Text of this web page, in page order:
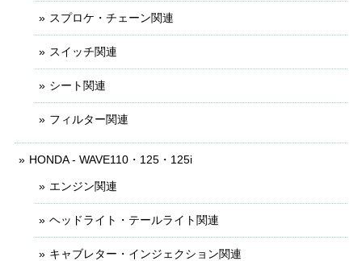
スプロケ・チェーン関連
スイッチ関連
シート関連
フィルター関連
HONDA - WAVE110・125・125i
エンジン関連
ヘッドライト・テールライト関連
キャブレター・インジェクション関連